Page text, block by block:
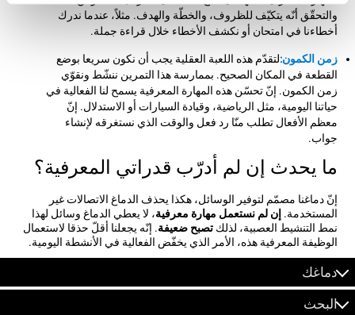
والتحقّق أنّه يتكيّف للظروف، والخطّة والهدف. مثلاً، عندما ندرك
أخطاءنا في امتحان أو نكشف الأخطاء خلال قراءة جملة.
زمن الكمون:لتقدّم هذه اللعبة العقلية يجب أن نكون سريعا بوضع
القطعة في المكان الصحيح. بممارسة هذا التمرين ننشّط ونقوّي
زمن الكمون. إنّ تحسّن هذه المهارة المعرفية يسمح لنا الفعالية في
حياتنا اليومية، مثل الرياضية، وقيادة السيارات أو الاستدلال. إنّ
معظم الأفعال تطلب منّا رد فعل والوقت الذي نستغرقه لإنشاء
جواب.
ما يحدث إن لم أدرّب قدراتي المعرفية؟
إنّ دماغنا مصمّم لتوفير الوسائل، هكذا يحذف الدماغ الاتصالات غير
المستخدمة. إن لم نستعمل مهارة معرفية، لا يعطي الدماغ وسائل لهذا
نمط التنشيط العصبية، لذلكتصبح ضعيفة. إنّه يجعلنا أقلّ حذقا لاستعمال
الوظيفة المعرفية هذه، الأمر الذي يخفّض الفعالية في الأنشطة اليومية.
دماغك
البحث